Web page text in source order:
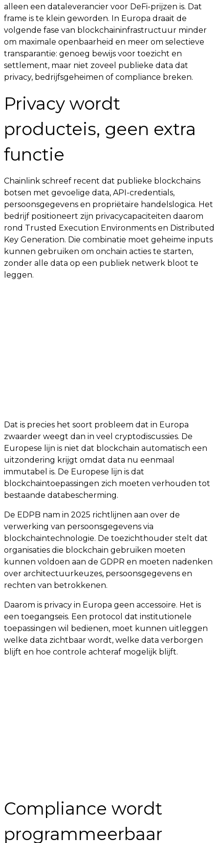
alleen een dataleverancier voor DeFi-prijzen is. Dat
frame is te klein geworden. In Europa draait de
volgende fase van blockchaininfrastructuur minder
om maximale openbaarheid en meer om selectieve
transparantie: genoeg bewijs voor toezicht en
settlement, maar niet zoveel publieke data dat
privacy, bedrijfsgeheimen of compliance breken.
Privacy wordt
producteis, geen extra
functie
Chainlink schreef recent dat publieke blockchains
botsen met gevoelige data, API-credentials,
persoonsgegevens en propriëtaire handelslogica. Het
bedrijf positioneert zijn privacycapaciteiten daarom
rond Trusted Execution Environments en Distributed
Key Generation. Die combinatie moet geheime inputs
kunnen gebruiken om onchain acties te starten,
zonder alle data op een publiek netwerk bloot te
leggen.
Dat is precies het soort probleem dat in Europa
zwaarder weegt dan in veel cryptodiscussies. De
Europese lijn is niet dat blockchain automatisch een
uitzondering krijgt omdat data nu eenmaal
immutabel is. De Europese lijn is dat
blockchaintoepassingen zich moeten verhouden tot
bestaande databescherming.
De EDPB nam in 2025 richtlijnen aan over de
verwerking van persoonsgegevens via
blockchaintechnologie. De toezichthouder stelt dat
organisaties die blockchain gebruiken moeten
kunnen voldoen aan de GDPR en moeten nadenken
over architectuurkeuzes, persoonsgegevens en
rechten van betrokkenen.
Daarom is privacy in Europa geen accessoire. Het is
een toegangseis. Een protocol dat institutionele
toepassingen wil bedienen, moet kunnen uitleggen
welke data zichtbaar wordt, welke data verborgen
blijft en hoe controle achteraf mogelijk blijft.
Compliance wordt
programmeerbaar